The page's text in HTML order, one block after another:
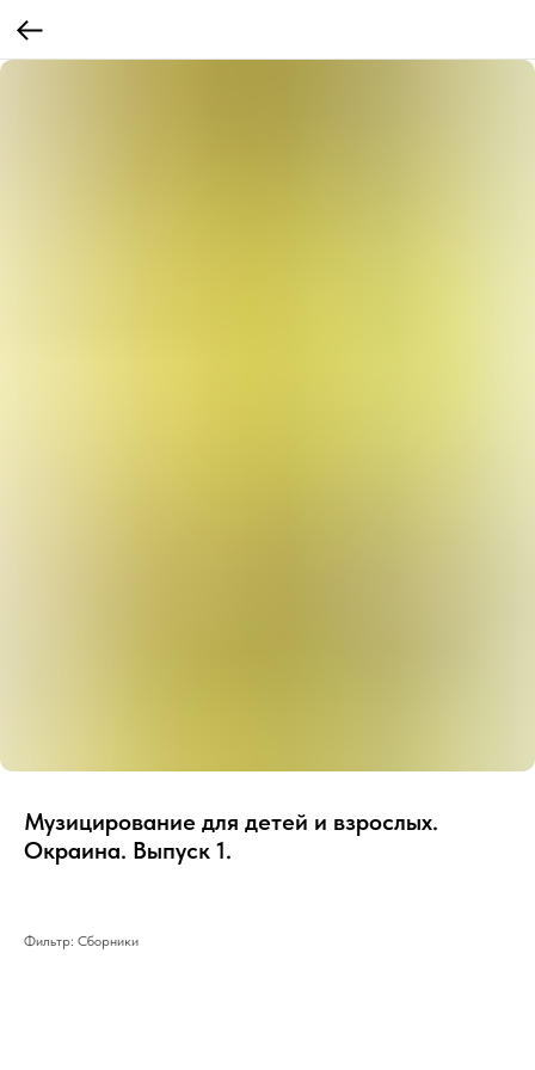
Музицирование для детей и взрослых.
Окраина. Выпуск 1.
Фильтр: Сборники